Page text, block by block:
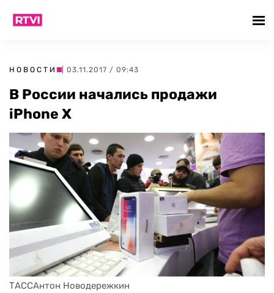
НОВОСТИ | 03.11.2017 / 09:43
В России начались продажи
iPhone X
ТАССАнтон Новодережкин